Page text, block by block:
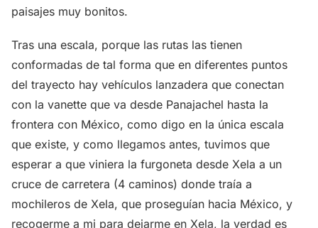
paisajes muy bonitos.
Tras una escala, porque las rutas las tienen
conformadas de tal forma que en diferentes puntos
del trayecto hay vehículos lanzadera que conectan
con la vanette que va desde Panajachel hasta la
frontera con México, como digo en la única escala
que existe, y como llegamos antes, tuvimos que
esperar a que viniera la furgoneta desde Xela a un
cruce de carretera (4 caminos) donde traía a
mochileros de Xela, que proseguían hacia México, y
recogerme a mi para dejarme en Xela, la verdad es